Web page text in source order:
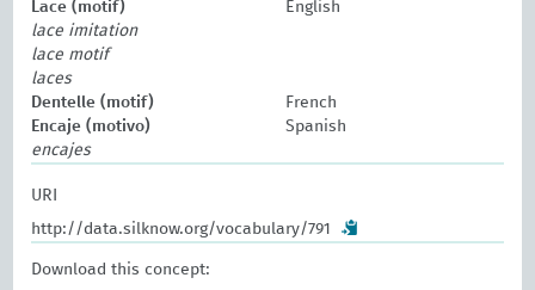
Lace (motif)
English
lace imitation
lace motif
laces
Dentelle (motif)
French
Encaje (motivo)
Spanish
encajes
URI
http://data.silknow.org/vocabulary/791
Download this concept: